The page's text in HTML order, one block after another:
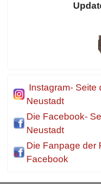
Instagram- Seite
Neustadt
Die Facebook-
Neustadt
Die Fanpage der
Facebook